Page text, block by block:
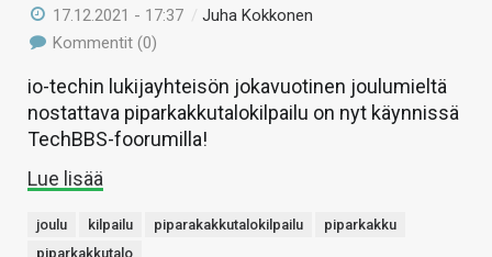
17.12.2021 - 17:37 /Juha Kokkonen
Kommentit (0)
io-techin lukijayhteisön jokavuotinen joulumieltä
nostattava piparkakkutalokilpailu on nyt käynnissä
TechBBS-foorumilla!
Lue lisää
joulu kilpailu piparakakkutalokilpailu
piparkakku
piparkakkutalo